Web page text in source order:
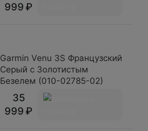
999
Garmin Venu 3S Французский
Серый с Золотистым
Безелем (010-02785-02)
35
999